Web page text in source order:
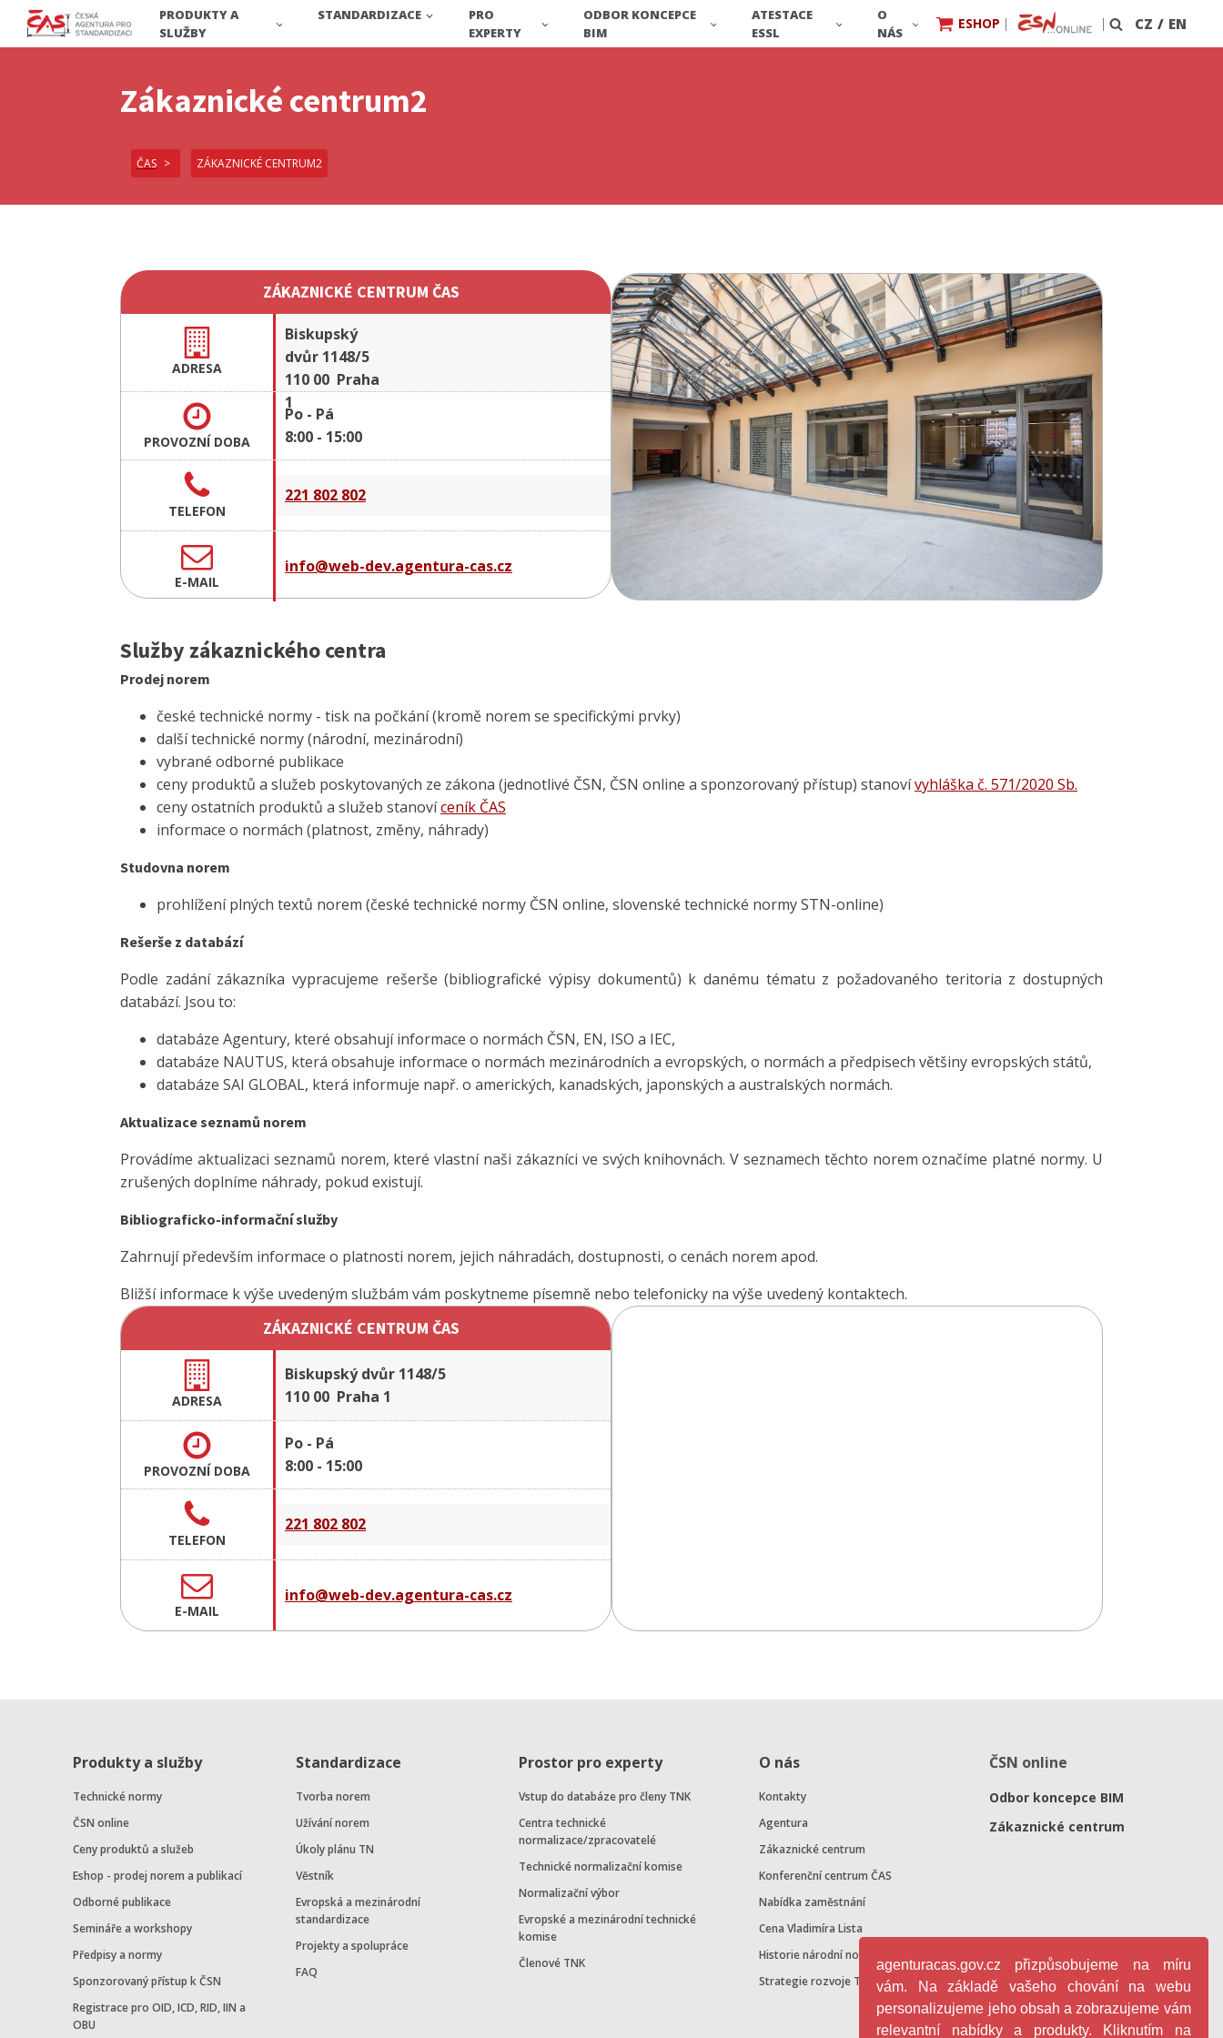
PRODUKTY A
SLUŽBY
STANDARDIZACE
PRO
EXPERTY
ODBOR KONCEPCE
BIM
ATESTACE
ESSL
O
NÁS
ESHOP | | Vyhledávání
CZ / EN
Zákaznické centrum2
ČAS ZÁKAZNICKÉ CENTRUM2
ZÁKAZNICKÉ CENTRUM ČAS
ADRESA
Biskupský
dvůr 1148/5
110 00 Praha
1
PROVOZNÍ DOBA
Po - Pá
8:00 - 15:00
TELEFON
221 802 802
E-MAIL
info@web-dev.agentura-cas.cz
Služby zákaznického centra
Prodej norem
české technické normy - tisk na počkání (kromě norem se specifickými prvky)
další technické normy (národní, mezinárodní)
vybrané odborné publikace
ceny produktů a služeb poskytovaných ze zákona (jednotlivé ČSN, ČSN online a sponzorovaný přístup) stanovívyhláška č. 571/2020 Sb.
ceny ostatních produktů a služeb stanovíceník ČAS
informace o normách (platnost, změny, náhrady)
Studovna norem
prohlížení plných textů norem (české technické normy ČSN online, slovenské technické normy STN-online)
Rešerše z databází
Podle zadání zákazníka vypracujeme rešerše (bibliografické výpisy dokumentů) k danému tématu z požadovaného teritoria z dostupných
databází. Jsou to:
databáze Agentury, které obsahují informace o normách ČSN, EN, ISO a IEC,
databáze NAUTUS, která obsahuje informace o normách mezinárodních a evropských, o normách a předpisech většiny evropských států,
databáze SAI GLOBAL, která informuje např. o amerických, kanadských, japonských a australských normách.
Aktualizace seznamů norem
Provádíme aktualizaci seznamů norem, které vlastní naši zákazníci ve svých knihovnách. V seznamech těchto norem označíme platné normy. U
zrušených doplníme náhrady, pokud existují.
Bibliograficko-informační služby
Zahrnují především informace o platnosti norem, jejich náhradách, dostupnosti, o cenách norem apod.
Bližší informace k výše uvedeným službám vám poskytneme písemně nebo telefonicky na výše uvedený kontaktech.
ZÁKAZNICKÉ CENTRUM ČAS
ADRESA
Biskupský dvůr 1148/5
110 00 Praha 1
PROVOZNÍ DOBA
Po - Pá
8:00 - 15:00
TELEFON
221 802 802
E-MAIL
info@web-dev.agentura-cas.cz
Produkty a služby
Technické normy
ČSN online
Ceny produktů a služeb
Eshop - prodej norem a publikací
Odborné publikace
Semináře a workshopy
Předpisy a normy
Sponzorovaný přístup k ČSN
Registrace pro OID, ICD, RID, IIN a
OBU
Standardizace
Tvorba norem
Užívání norem
Úkoly plánu TN
Věstník
Evropská a mezinárodní
standardizace
Projekty a spolupráce
FAQ
Prostor pro experty
Vstup do databáze pro členy TNK
Centra technické
normalizace/zpracovatelé
Technické normalizační komise
Normalizační výbor
Evropské a mezinárodní technické
komise
Členové TNK
O nás
Kontakty
Agentura
Zákaznické centrum
Konferenční centrum ČAS
Nabídka zaměstnání
Cena Vladimíra Lista
Historie národní normalizace
Strategie rozvoje TN v ČR
ČSN online
Odbor koncepce BIM
Zákaznické centrum
agenturacas.gov.cz přizpůsobujeme na míru
vám. Na základě vašeho chování na webu
personalizujeme jeho obsah a zobrazujeme vám
relevantní nabídky a produkty. Kliknutím na